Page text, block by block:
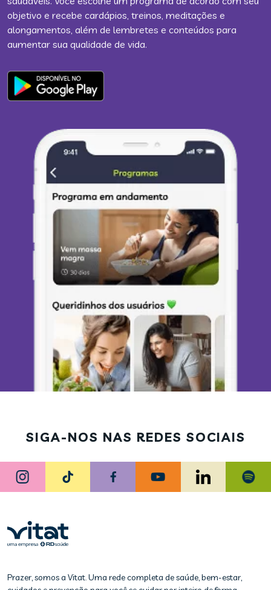
objetivo e recebe cardápios, treinos, meditações e
alongamentos, além de lembretes e conteúdos para
aumentar sua qualidade de vida.
SIGA-NOS NAS REDES SOCIAIS
Prazer, somos a Vitat. Uma rede completa de saúde, bem-estar,